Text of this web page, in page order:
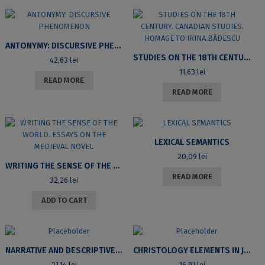
ANTONYMY: DISCURSIVE PHENOMENON
42,63lei
READ MORE
STUDIES ON THE 18TH CENTURY. CANADIAN STUDIES. HOMAGE TO IRINA BĂDESCU
11,63 lei
READ MORE
WRITING THE SENSE OF THE WORLD. ESSAYS ON THE MEDIEVAL NOVEL
32,26lei
ADD TO CART
LEXICAL SEMANTICS
20,09 lei
READ MORE
NARRATIVE AND DESCRIPTIVE TECHNIQUES IN THE WORK OF ROGER MARTIN DU GARD CHRISTOLOGY ELEMENTS IN JACQUES BENIGNE BOSSUET’S SERMONS